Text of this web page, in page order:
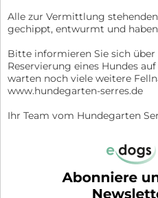
Alle zur Vermittlung
gechippt, entwurmt und
Bitte informieren Sie sich
Reservierung eines Hundes
warten noch viele weitere
www.hundegarten-serres.de
Ihr Team vom Hundegarten